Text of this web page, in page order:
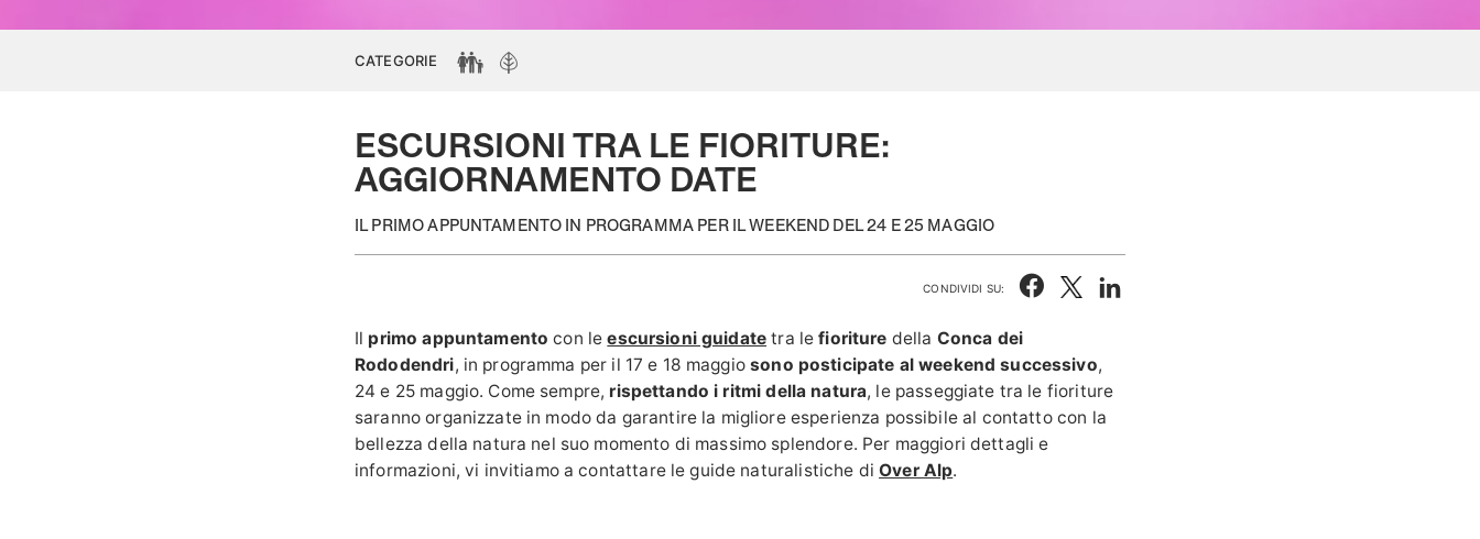
CATEGORIE
ESCURSIONI TRA LE FIORITURE:
AGGIORNAMENTO DATE
IL PRIMO APPUNTAMENTO IN PROGRAMMA PER IL WEEKEND DEL 24 E 25 MAGGIO
CONDIVIDI SU:
Il primo appuntamento con leescursioni guidate tra lefioriture della Conca dei
Rododendri, in programma per il 17 e 18 maggiosono posticipate al weekend successivo,
24 e 25 maggio. Come sempre, rispettando i ritmi della natura, le passeggiate tra le fioriture
saranno organizzate in modo da garantire la migliore esperienza possibile al contatto con la
bellezza della natura nel suo momento di massimo splendore. Per maggiori dettagli e
informazioni, vi invitiamo a contattare le guide naturalistiche di Over Alp.